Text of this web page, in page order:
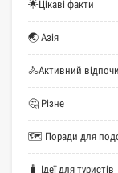
🌟Цікаві факти
🌏 Азія
🚴Активний
🤔 Різне
🗺 Поради для
🧳 Ідеї для туристів